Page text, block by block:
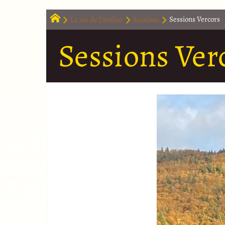
La vie de l’Atelier Sessions Sessions Vercors
Sessions